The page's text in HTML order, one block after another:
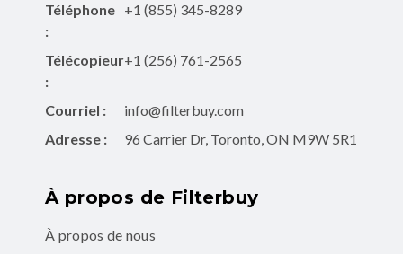
Téléphone
:
+1 (855) 345-8289
Télécopieur
:
+1 (256) 761-2565
Courriel :
info@filterbuy.com
Adresse :
96 Carrier Dr, Toronto, ON M9W 5R1
À propos de Filterbuy
À propos de nous